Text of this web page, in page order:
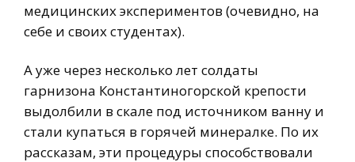
медицинских экспериментов (очевидно, на
себе и своих студентах).
А уже через несколько лет солдаты
гарнизона Константиногорской крепости
выдолбили в скале под источником ванну и
стали купаться в горячей минералке. По их
рассказам, эти процедуры способствовали